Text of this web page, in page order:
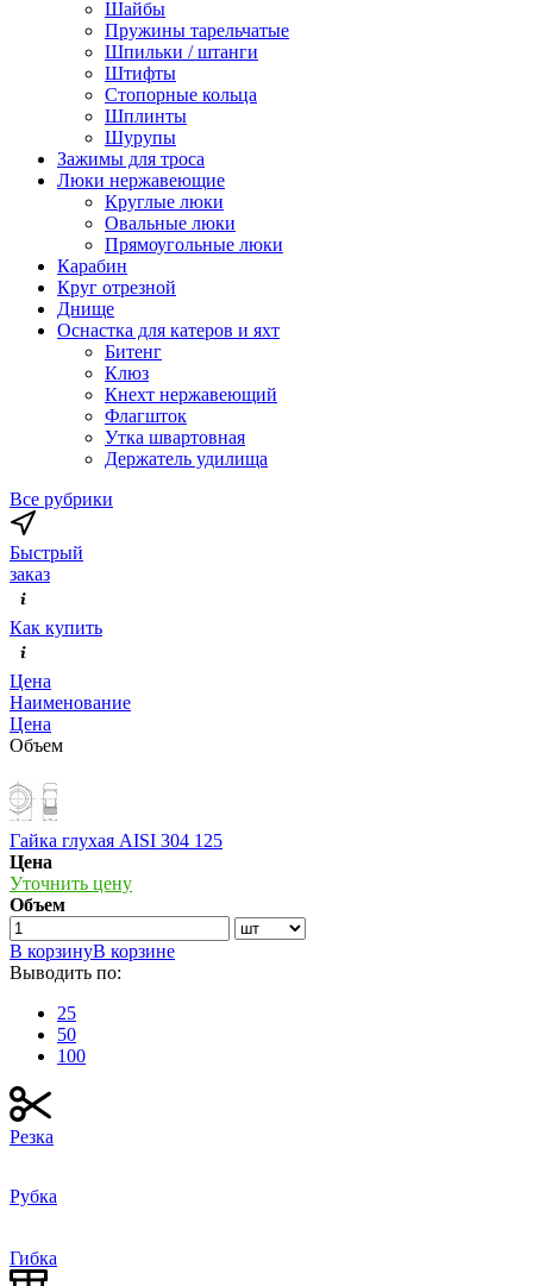
Шайбы
Пружины тарельчатые
Шпильки / штанги
Штифты
Стопорные кольца
Шплинты
Шурупы
Зажимы для троса
Люки нержавеющие
Круглые люки
Овальные люки
Прямоугольные люки
Карабин
Круг отрезной
Днище
Оснастка для катеров и яхт
Битенг
Клюз
Кнехт нержавеющий
Флагшток
Утка швартовная
Держатель удилища
Все рубрики
Быстрый
заказ
Как купить
Цена
Наименование
Цена
Объем
Гайка глухая AISI 304 125
Цена
Уточнить цену
Объем
В корзинуВ корзине
Выводить по:
25
50
100
Резка
Рубка
Гибка